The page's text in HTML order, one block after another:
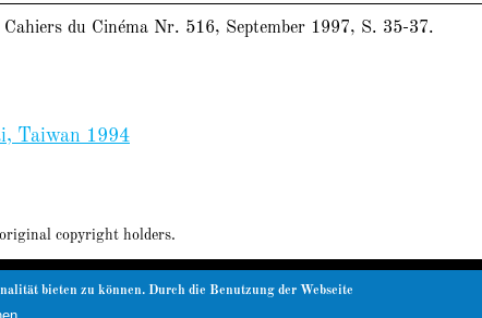
du Cinéma Nr. 516, September 1997, S. 35-37.
Taiwan 1994
copyright holders.
bieten zu können. Durch die Benutzung der Webseite